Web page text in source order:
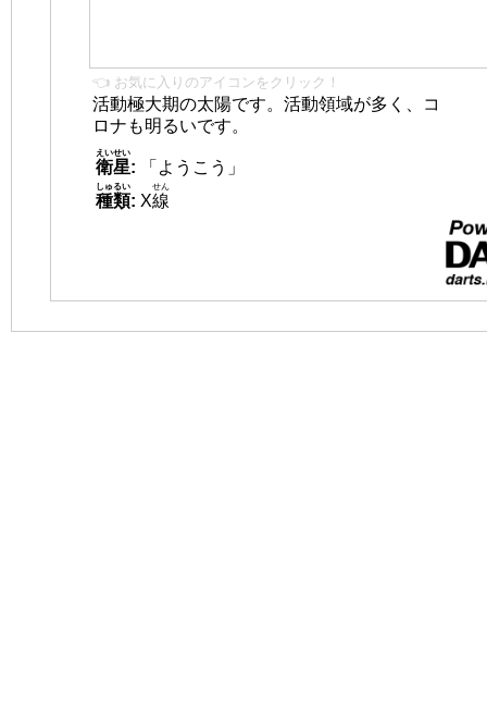
👈 お気に入りのアイコンをクリック！
活動極大期の太陽です。活動領域が多く、コ
ロナも明るいです。
衛星
えいせい
:
「ようこう」
種類
しゅるい
: X線
せん